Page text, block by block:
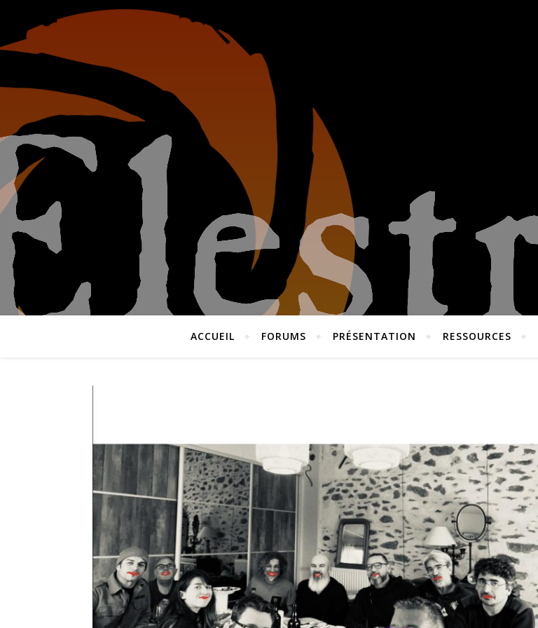
ACCUEIL FORUMS PRÉSENTATION RESSOURCES